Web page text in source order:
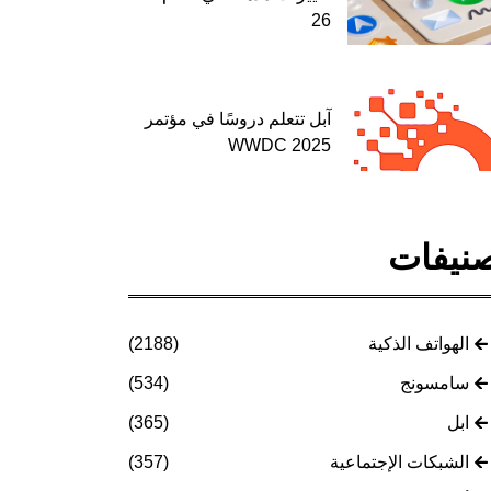
26
آبل تتعلم دروسًا في مؤتمر
WWDC 2025
الهواتف الذكية (2188)
سامسونج (534)
ابل (365)
الشبكات الإجتماعية (357)